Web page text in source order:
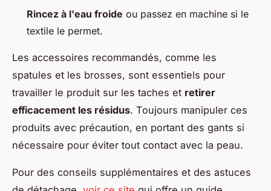
Rincez à l'eau froide ou passez en machine si le
textile le permet.
Les accessoires recommandés, comme les
spatules et les brosses, sont essentiels pour
travailler le produit sur les taches et retirer
efficacement les résidus. Toujours manipuler ces
produits avec précaution, en portant des gants si
nécessaire pour éviter tout contact avec la peau.
Pour des conseils supplémentaires et des astuces